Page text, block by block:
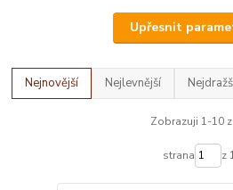
Upřesnit
Nejnovější Nejlevnější
Zobrazuji 1-10
strana z